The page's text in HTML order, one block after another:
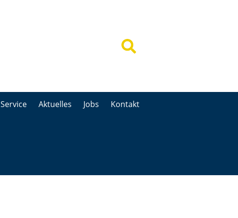
Service Aktuelles Jobs Kontakt